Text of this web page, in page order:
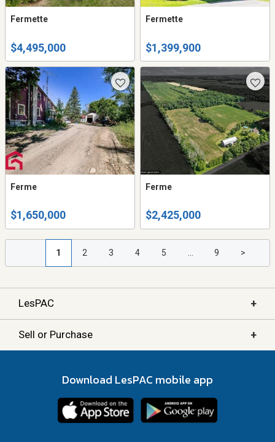
Fermette
$4,495,000
Fermette
$1,399,900
Ferme
$1,650,000
Ferme
$2,425,000
1 2 3 4 5 ... 9 >
LesPAC +
Sell or Purchase +
Download LesPAC mobile app